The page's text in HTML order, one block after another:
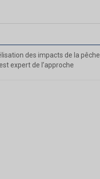
des impacts de la pêche
expert de l’approche